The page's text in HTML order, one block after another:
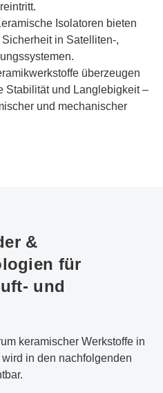
Isolatoren bieten
in Satelliten-,
überzeugen
Stabilität und Langlebigkeit –
und mechanischer
&
für
und
keramischer Werkstoffe in
in den nachfolgenden